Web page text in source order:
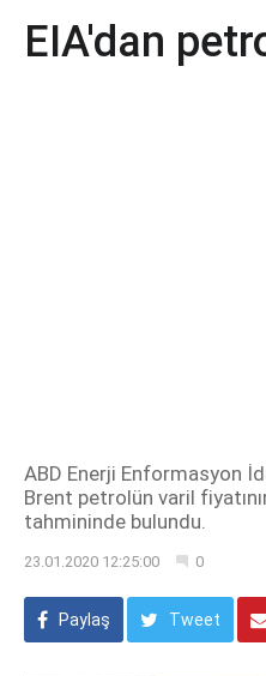
EIA'dan
ABD Enerji Enformasyon
Brent petrolün varil
tahmininde bulundu.
23.01.2020 12:25:00 0
Paylaş Tweet